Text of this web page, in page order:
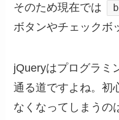
そのため現在では
ボタンやチェックボ
jQueryはプログラミ
通る道ですよね。初
なくなってしまうの